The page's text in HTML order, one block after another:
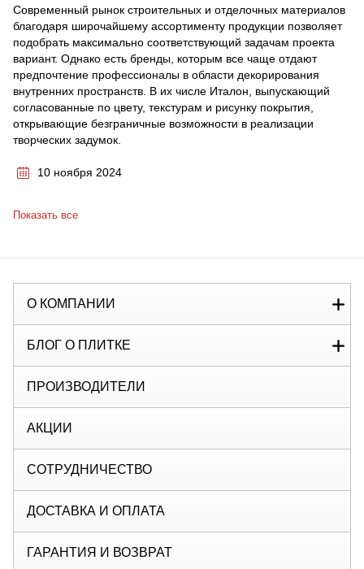
Современный рынок строительных и отделочных материалов
благодаря широчайшему ассортименту продукции позволяет
подобрать максимально соответствующий задачам проекта
вариант. Однако есть бренды, которым все чаще отдают
предпочтение профессионалы в области декорирования
внутренних пространств. В их числе Италон, выпускающий
согласованные по цвету, текстурам и рисунку покрытия,
открывающие безграничные возможности в реализации
творческих задумок.
10 ноября 2024
Показать все
О КОМПАНИИ
БЛОГ О ПЛИТКЕ
ПРОИЗВОДИТЕЛИ
АКЦИИ
СОТРУДНИЧЕСТВО
ДОСТАВКА И ОПЛАТА
ГАРАНТИЯ И ВОЗВРАТ